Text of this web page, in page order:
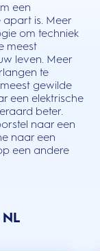
een
apart is. Meer
om techniek
meest
leven. Meer
te
gewilde
een elektrische
beter.
naar een
naar een
een andere